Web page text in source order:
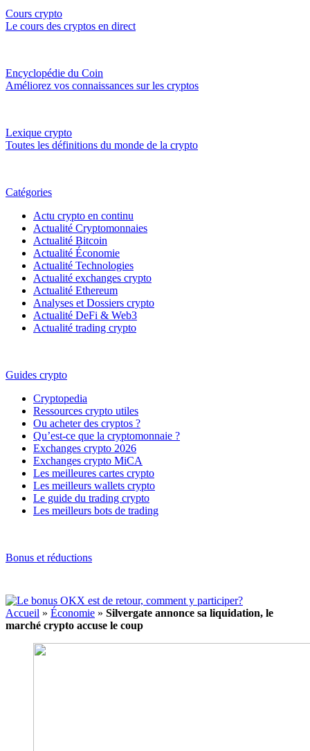
Cours crypto
Le cours des cryptos en direct
Encyclopédie du Coin
Améliorez vos connaissances sur les cryptos
Lexique crypto
Toutes les définitions du monde de la crypto
Catégories
Actu crypto en continu
Actualité Cryptomonnaies
Actualité Bitcoin
Actualité Économie
Actualité Technologies
Actualité exchanges crypto
Actualité Ethereum
Analyses et Dossiers crypto
Actualité DeFi & Web3
Actualité trading crypto
Guides crypto
Cryptopedia
Ressources crypto utiles
Ou acheter des cryptos ?
Qu’est-ce que la cryptomonnaie ?
Exchanges crypto 2026
Exchanges crypto MiCA
Les meilleures cartes crypto
Les meilleurs wallets crypto
Le guide du trading crypto
Les meilleurs bots de trading
Bonus et réductions
Accueil » Économie » Silvergate annonce sa liquidation, le
marché crypto accuse le coup